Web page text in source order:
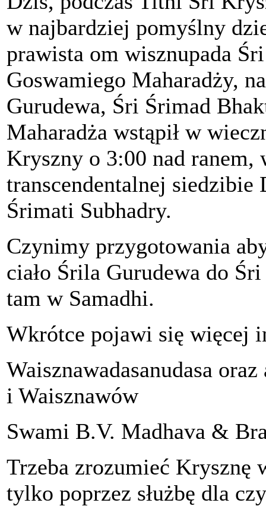
w najbardziej pomyślny
prawista om wisznupada
Goswamiego Maharadży,
Gurudewa, Śri Śrimad
Maharadża wstąpił w
Kryszny o 3:00 nad ranem,
transcendentalnej
Śrimati Subhadry.
Czynimy przygotowania
ciało Śrila Gurudewa do
tam w Samadhi.
Wkrótce pojawi się więcej
Waisznawadasanudasa
i Waisznawów
Swami B.V. Madhava &
Trzeba zrozumieć Krysznę
tylko poprzez służbę dla